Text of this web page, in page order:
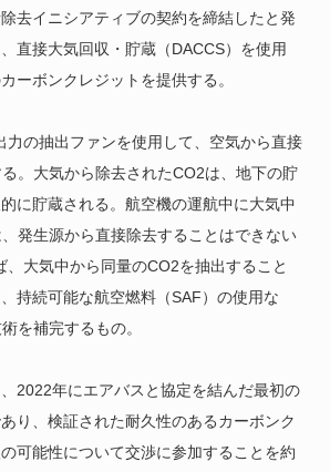
去イニシアティブの契約を締結したと発
直接大気回収・貯蔵（DACCS）を使用
ーボンクレジットを提供する。
力の抽出ファンを使用して、空気から直接
。大気から除去されたCO2は、地下の貯
に貯蔵される。航空機の運航中に大気中
発生源から直接除去することはできない
、大気中から同量のCO2を抽出すること
持続可能な航空燃料（SAF）の使用な
を補完するもの。
2022年にエアバスと協定を結んだ最初の
り、検証された耐久性のあるカーボンク
可能性について交渉に参加することを約